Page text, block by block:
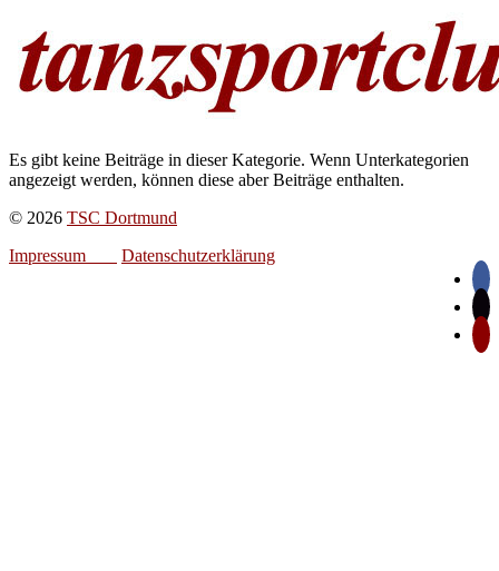
Es gibt keine Beiträge in dieser Kategorie. Wenn Unterkategorien
angezeigt werden, können diese aber Beiträge enthalten.
© 2026 TSC Dortmund
Impressum
Datenschutzerklärung